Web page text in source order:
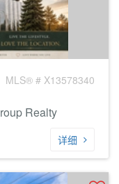
MLS® # X13578340
Realty
详细